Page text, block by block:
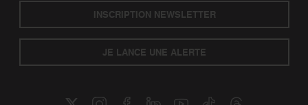
INSCRIPTION NEWSLETTER
JE LANCE UNE ALERTE